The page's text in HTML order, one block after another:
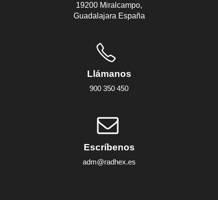
19200 Miralcampo,
Guadalajara España
Llámanos
900 350 450
Escríbenos
adm@radhex.es